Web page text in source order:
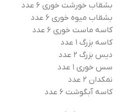
بشقاب خورشت خوری ۶ عدد
بشقاب میوه خوری ۶‌ عدد
کاسه ماست خوری ۶ عدد
کاسه بزرگ ۱ عدد
دیس بزرگ ۲ عدد
سس خوری ۱ عدد
نمکدان ۲ عدد
کاسه آبگوشت ۶ عدد